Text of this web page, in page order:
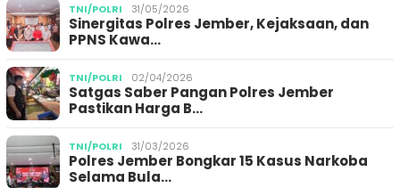
TNI/POLRI 31/05/2026
Sinergitas Polres Jember, Kejaksaan, dan
PPNS Kawa…
TNI/POLRI 02/04/2026
Satgas Saber Pangan Polres Jember
Pastikan Harga B…
TNI/POLRI 31/03/2026
Polres Jember Bongkar 15 Kasus Narkoba
Selama Bula…